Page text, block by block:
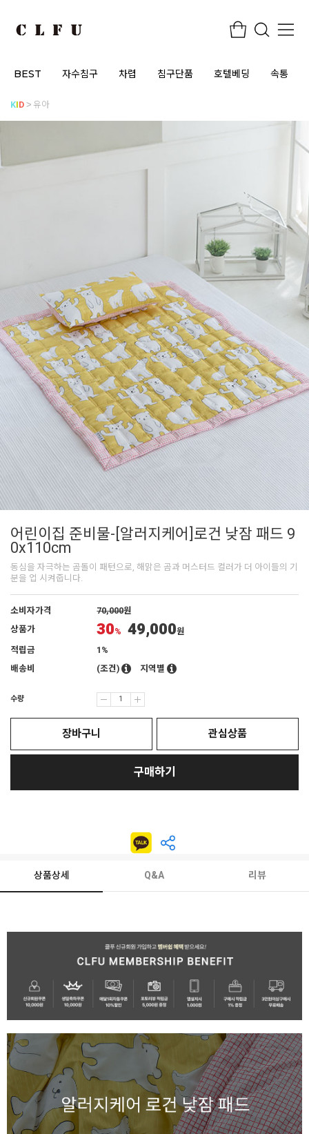
BEST 자수침구 차렵 침구단품 호텔베딩 속통
KID 유아
어린이집 준비물-[알러지케어]로건 낮잠 패드 9
0x110cm
동심을 자극하는 곰돌이 패턴으로, 해맑은 곰과 머스터드 컬러가 더 아이들의 기
분을 업 시켜줍니다.
소비자가격 70,000원
상품가
30% 49,000원
적립금
1%
배송비
(조건) 지역별
수량
장바구니 관심상품
구매하기
상품상세 Q&A 리뷰